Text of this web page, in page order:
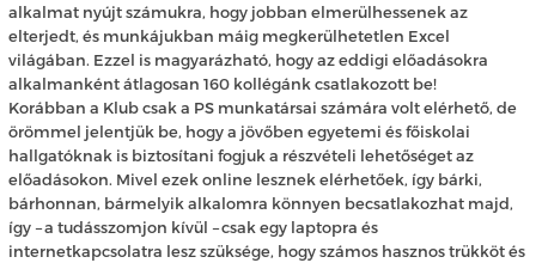
alkalmat nyújt számukra, hogy jobban elmerülhessenek az
elterjedt, és munkájukban máig megkerülhetetlen Excel
világában. Ezzel is magyarázható, hogy az eddigi előadásokra
alkalmanként átlagosan 160 kollégánk csatlakozott be!
Korábban a Klub csak a PS munkatársai számára volt elérhető, de
örömmel jelentjük be, hogy a jövőben egyetemi és főiskolai
hallgatóknak is biztosítani fogjuk a részvételi lehetőséget az
előadásokon. Mivel ezek online lesznek elérhetőek, így bárki,
bárhonnan, bármelyik alkalomra könnyen becsatlakozhat majd,
így–a tudásszomjon kívül –csak egy laptopra és
internetkapcsolatra lesz szüksége, hogy számos hasznos trükköt és